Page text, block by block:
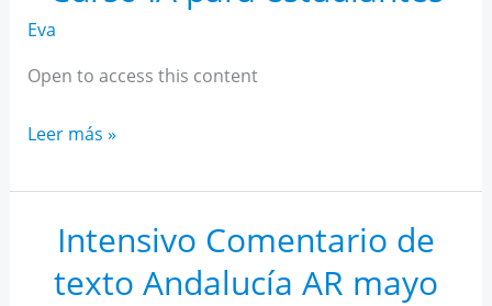
octubre
Eva
Open to access this content
Curso
para
estudiantes
Leer más »
Intensivo Comentario de
texto Andalucía AR mayo